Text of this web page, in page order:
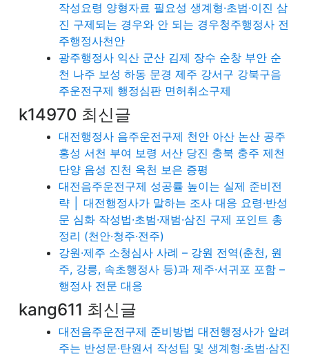
작성요령 양형자료 필요성 생계형·초범·이진 삼
진 구제되는 경우와 안 되는 경우청주행정사 전
주행정사천안
광주행정사 익산 군산 김제 장수 순창 부안 순
천 나주 보성 하동 문경 제주 강서구 강북구음
주운전구제 행정심판 면허취소구제
k14970 최신글
대전행정사 음주운전구제 천안 아산 논산 공주
홍성 서천 부여 보령 서산 당진 충북 충주 제천
단양 음성 진천 옥천 보은 증평
대전음주운전구제 성공률 높이는 실제 준비전
략 │ 대전행정사가 말하는 조사 대응 요령·반성
문 심화 작성법·초범·재범·삼진 구제 포인트 총
정리 (천안·청주·전주)
강원·제주 소청심사 사례 – 강원 전역(춘천, 원
주, 강릉, 속초행정사 등)과 제주·서귀포 포함 –
행정사 전문 대응
kang611 최신글
대전음주운전구제 준비방법 대전행정사가 알려
주는 반성문·탄원서 작성팁 및 생계형·초범·삼진